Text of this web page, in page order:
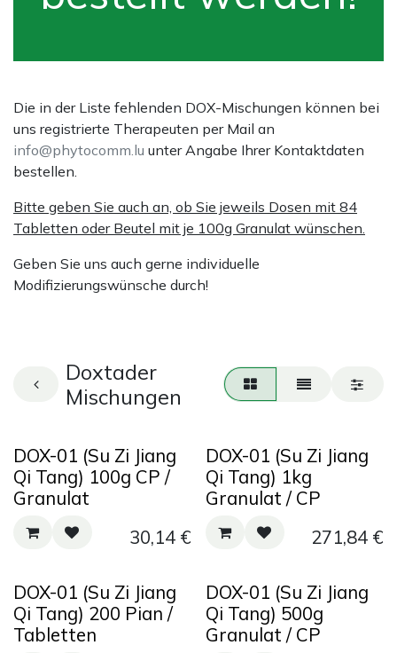
Die in der Liste fehlenden DOX-Mischungen können bei
uns registrierte Therapeuten per Mail an
info@phytocomm.lu unter Angabe Ihrer Kontaktdaten
bestellen.
Bitte geben Sie auch an, ob Sie jeweils Dosen mit 84
Tabletten oder Beutel mit je 100g Granulat wünschen.
Geben Sie uns auch gerne individuelle
Modifizierungswünsche durch!
Doxtader
Mischungen
DOX-01 (Su Zi Jiang
Qi Tang) 100g CP /
Granulat
30,14€
DOX-01 (Su Zi Jiang
Qi Tang) 1kg
Granulat / CP
271,84€
DOX-01 (Su Zi Jiang
Qi Tang) 200 Pian /
Tabletten
DOX-01 (Su Zi Jiang
Qi Tang) 500g
Granulat / CP